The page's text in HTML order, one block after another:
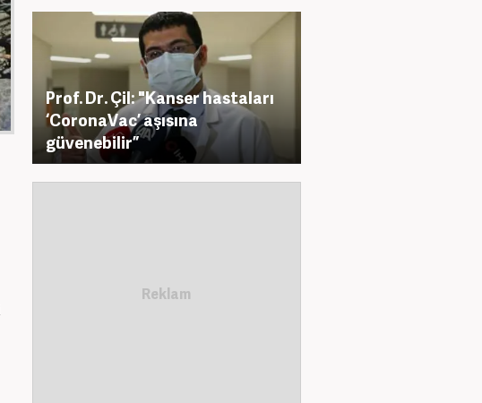
Prof. Dr. Çil: "Kanser hastaları
‘CoronaVac’ aşısına
güvenebilir”